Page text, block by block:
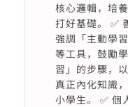
核心邏輯，培
打好基礎。 ✅
強調「主動學
等工具，鼓勵
習」的步驟，
真正內化知識
小學生。 ✅ 個